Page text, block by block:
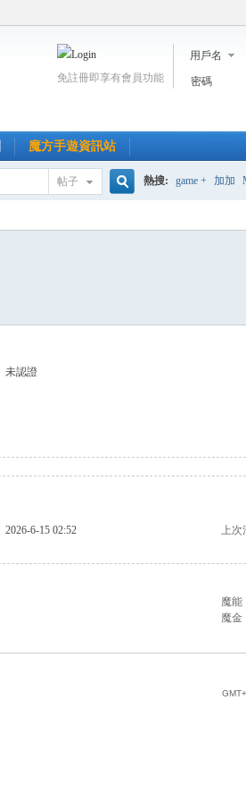
用戶名
密碼
免註冊即享有會員功能
魔方手遊資訊站
帖子 熱搜: game + 加加
未認證
2026-6-15 02:52 上次
魔能
魔金